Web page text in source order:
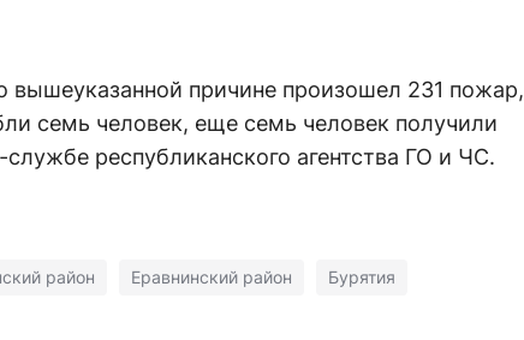
вышеуказанной причине произошел 231 пожар,
семь человек, еще семь человек получили
республиканского агентства ГО и ЧС.
район Еравнинский район Бурятия